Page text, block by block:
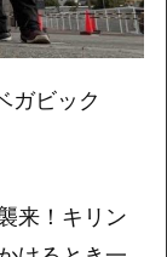
ガビック
来！キリン